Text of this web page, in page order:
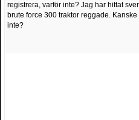
registrera, varför inte? Jag har hittat
brute force 300 traktor reggade.
inte?